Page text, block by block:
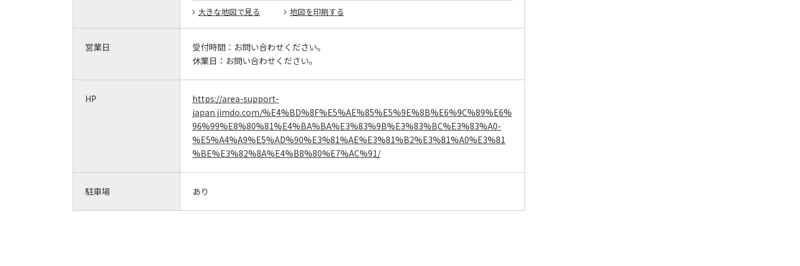
大きな地図で見る 地図を印刷する
営業日 受付時間： お問い合わせください。
休業日： お問い合わせください。
HP
https://area-support-
japan.jimdo.com/%E4%BD%8F%E5%AE%85%E5%9E%8B%E6%9C%89%E6%
96%99%E8%80%81%E4%BA%BA%E3%83%9B%E3%83%BC%E3%83%A0-
%E5%A4%A9%E5%AD%90%E3%81%AE%E3%81%B2%E3%81%A0%E3%81
%BE%E3%82%8A%E4%B8%80%E7%AC%91/
駐車場 あり